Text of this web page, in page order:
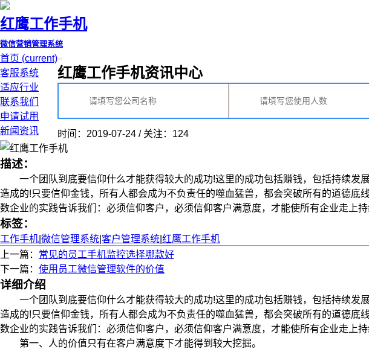
红鹰工作手机
微信营销管理系统
首页 (current)
客服系统
适应行业
联系我们
申请试用
新闻资讯
红鹰工作手机资讯中心
时间：2019-07-24 / 关注：124
描述：
一个团队到底要信仰什么才能获得较大的成功!这里的成功包括赚钱，包括持续发
造成的!只要信仰金钱，所有人都会成为不负责任的噬血猛兽，都会突破所有的道德
数企业的实践告诉我们：必须信仰客户，必须信仰客户满意度，才能使所有企业走
标签：
工作手机 微信管理系统 客户管理系统 红鹰工作手机
上一篇： 常见的员工手机监控选择哪款好
下一篇： 使用员工微信管理软件的价值
详细介绍
一个团队到底要信仰什么才能获得较大的成功!这里的成功包括赚钱，包括持续发
造成的!只要信仰金钱，所有人都会成为不负责任的噬血猛兽，都会突破所有的道德
数企业的实践告诉我们：必须信仰客户，必须信仰客户满意度，才能使所有企业走上
第一、人的价值只有在客户满意度下才能得到较大挖掘。